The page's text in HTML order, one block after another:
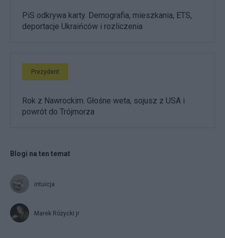
PiS odkrywa karty. Demografia, mieszkania, ETS,
deportacje Ukraińców i rozliczenia
Prezydent
Rok z Nawrockim. Głośne weta, sojusz z USA i
powrót do Trójmorza
Blogi na ten temat
intuicja
Marek Różycki jr